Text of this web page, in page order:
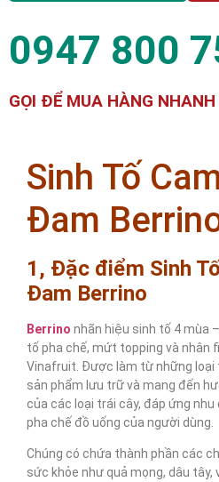
0947 800
GỌI ĐỂ MUA HÀNG NHANH
Sinh Tố
Đam
1, Đặc điểm Sinh
Đam Berrino
Berrino nhãn hiệu sinh tố 4 mùa
tố pha chế, mứt topping và nhân
Vinafruit. Được làm từ những loại
sản phẩm lưu trữ và mang đến
của các loại trái cây, đáp ứng
pha chế đồ uống của người dùng.
Chúng có chứa thành phần các
sức khỏe như quả mọng, dâu